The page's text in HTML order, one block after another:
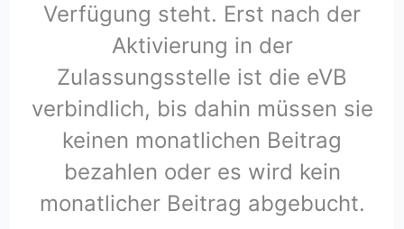
Verfügung steht. Erst nach der
Aktivierung in der
Zulassungsstelle ist die eVB
verbindlich, bis dahin müssen sie
keinen monatlichen Beitrag
bezahlen oder es wird kein
monatlicher Beitrag abgebucht.